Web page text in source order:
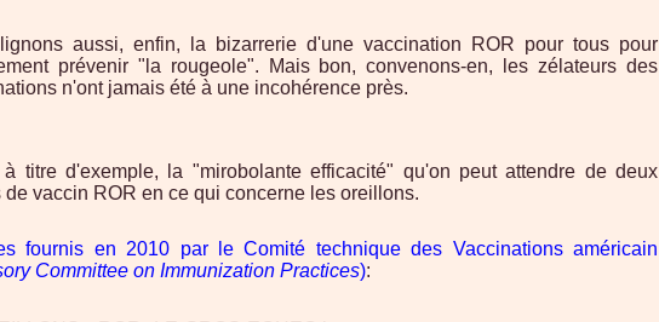
aussi, enfin, la bizarrerie d'une vaccination ROR pour tous pour
prévenir "la rougeole". Mais bon, convenons-en, les zélateurs des
n'ont jamais été à une incohérence près.
à titre d'exemple, la "mirobolante efficacité" qu'on peut attendre de deux
de vaccin ROR en ce qui concerne les oreillons.
fournis en 2010 par le Comité technique des Vaccinations américain
Committee on Immunization Practices):